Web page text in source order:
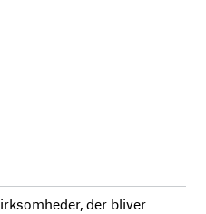
der bliver